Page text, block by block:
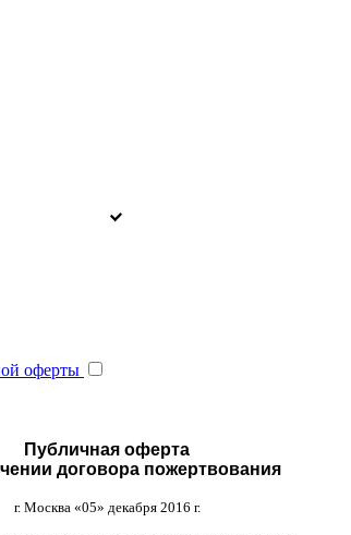
оферты
Публичная оферта
договора пожертвования
г. Москва «05» декабря 2016 г.